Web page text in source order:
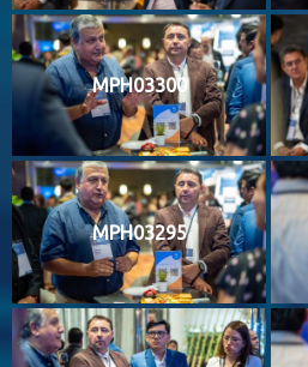
MPH03300
MPH03295